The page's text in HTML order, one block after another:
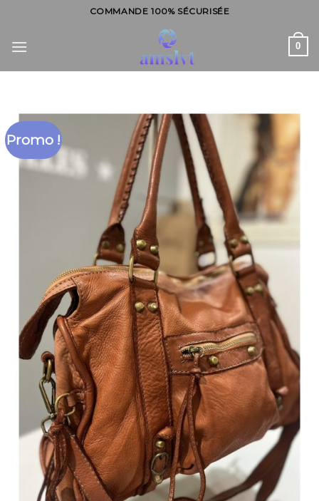
content
COMMANDE 100% SÉCURISÉE
0
Promo !